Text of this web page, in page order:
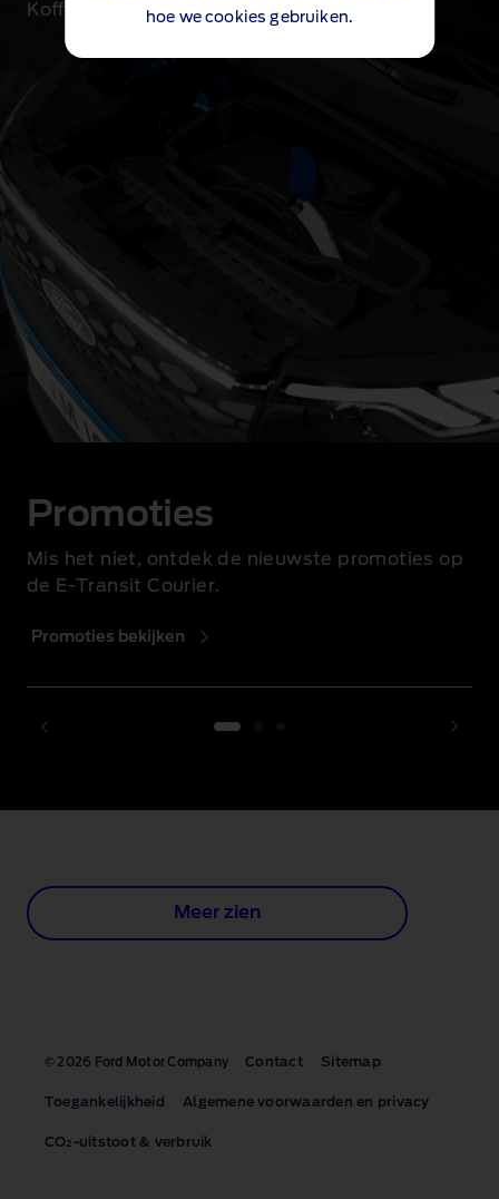
Kofferbak (Frunk) met capaciteit tot 44 l
Promoties
Mis het niet, ontdek de nieuwste promoties op
de E-Transit Courier.
Promoties bekijken
1 of 3
Meer zien
hoe we cookies gebruiken.
© 2026 Ford Motor Company Contact Sitemap
Toegankelijkheid Algemene voorwaarden en privacy
CO₂-uitstoot & verbruik